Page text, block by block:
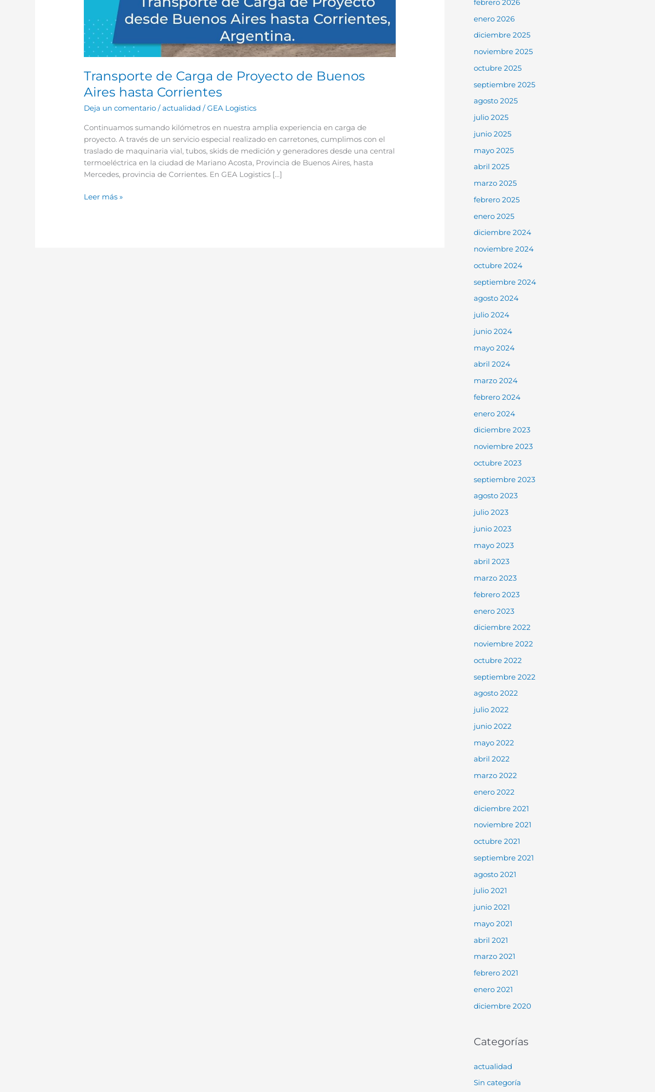
Transporte de Carga de Proyecto de Buenos
Aires hasta Corrientes
Deja un comentario /actualidad /GEA Logistics
Continuamos sumando kilómetros en nuestra amplia experiencia en carga de
proyecto. A través de un servicio especial realizado en carretones, cumplimos con el
traslado de maquinaria vial, tubos, skids de medición y generadores desde una central
termoeléctrica en la ciudad de Mariano Acosta, Provincia de Buenos Aires, hasta
Mercedes, provincia de Corrientes. En GEA Logistics […]
Leer más »
febrero 2026
enero 2026
diciembre 2025
noviembre 2025
octubre 2025
septiembre 2025
agosto 2025
julio 2025
junio 2025
mayo 2025
abril 2025
marzo 2025
febrero 2025
enero 2025
diciembre 2024
noviembre 2024
octubre 2024
septiembre 2024
agosto 2024
julio 2024
junio 2024
mayo 2024
abril 2024
marzo 2024
febrero 2024
enero 2024
diciembre 2023
noviembre 2023
octubre 2023
septiembre 2023
agosto 2023
julio 2023
junio 2023
mayo 2023
abril 2023
marzo 2023
febrero 2023
enero 2023
diciembre 2022
noviembre 2022
octubre 2022
septiembre 2022
agosto 2022
julio 2022
junio 2022
mayo 2022
abril 2022
marzo 2022
enero 2022
diciembre 2021
noviembre 2021
octubre 2021
septiembre 2021
agosto 2021
julio 2021
junio 2021
mayo 2021
abril 2021
marzo 2021
febrero 2021
enero 2021
diciembre 2020
Categorías
actualidad
Sin categoría